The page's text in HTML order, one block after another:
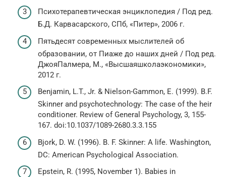
Психотерапевтическая энциклопедия / Под ред.
Б.Д. Карвасарского, СПб, «Питер», 2006 г.
Пятьдесят современных мыслителей об
образовании, от Пиаже до наших дней / Под ред.
ДжояПалмера, М., «Высшаяшколаэкономики»,
2012 г.
Benjamin, L.T., Jr. & Nielson-Gammon, E. (1999). B.F.
Skinner and psychotechnology: The case of the heir
conditioner. Review of General Psychology, 3, 155-
167. doi:10.1037/1089-2680.3.3.155
Bjork, D. W. (1996). B. F. Skinner: A life. Washington,
DC: American Psychological Association.
Epstein, R. (1995, November 1). Babies in